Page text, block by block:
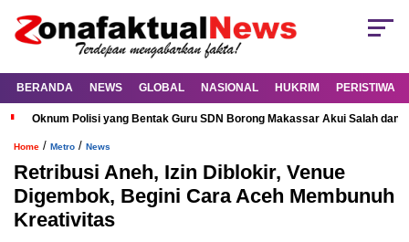
BERANDA NEWS GLOBAL NASIONAL HUKRIM PERISTIWA
Oknum Polisi yang Bentak Guru SDN Borong Makassar Akui Salah dan
Home / Metro / News
Retribusi Aneh, Izin Diblokir, Venue
Digembok, Begini Cara Aceh Membunuh
Kreativitas